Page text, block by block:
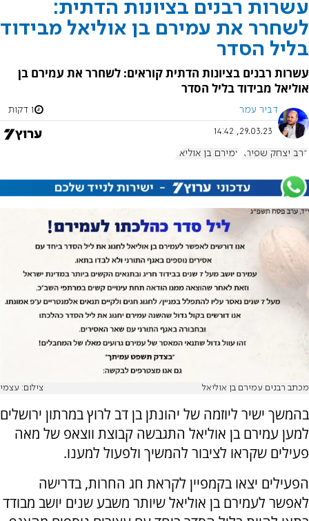
עשרות רבנים בציונות הדתית:
לשחרר את עמירם בן אוליאל מבידוד
בליל הסדר
עשרות רבנים בציונות הדתית קוראים: לשחרר את עמירם בן
אוליאל מבידוד בליל הסדר
דביר עמר 1 דקות
29.03.23, 14:42
הרב יצחק שפירא עמירם בן אוליאל
מכתב רבנים עמירם בן אוליאל צילום: עצמי
בהמשך ישיר ליוזמה של יהונתן בן דב לרוץ במרתון ירושלים
למען עמירם בן אוליאל התגבשה קבוצת ווצאפ של מאה
פעילים שקראו לציבור להמשיך ולפעול למענו.
הפעילים יצאו בקמפיין לקראת חג החרות, בדרישה
לאפשר לעמירם בן אוליאל שיותר משבע שנים יושב מבודד